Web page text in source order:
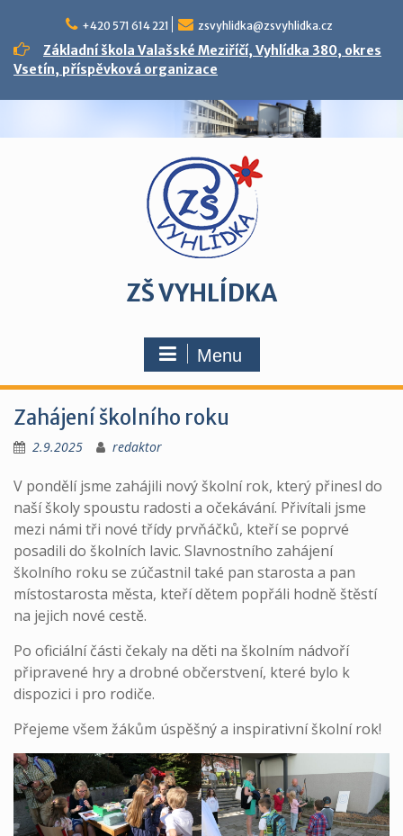
content
+420 571 614 221 zsvyhlidka@zsvyhlidka.cz
Základní škola Valašské Meziříčí, Vyhlídka 380, okres
Vsetín, příspěvková organizace
ZŠ VYHLÍDKA
Menu
Zahájení školního roku
2.9.2025 redaktor
V pondělí jsme zahájili nový školní rok, který přinesl do
naší školy spoustu radosti a očekávání. Přivítali jsme
mezi námi tři nové třídy prvňáčků, kteří se poprvé
posadili do školních lavic. Slavnostního zahájení
školního roku se zúčastnil také pan starosta a pan
místostarosta města, kteří dětem popřáli hodně štěstí
na jejich nové cestě.
Po oficiální části čekaly na děti na školním nádvoří
připravené hry a drobné občerstvení, které bylo k
dispozici i pro rodiče.
Přejeme všem žákům úspěšný a inspirativní školní rok!